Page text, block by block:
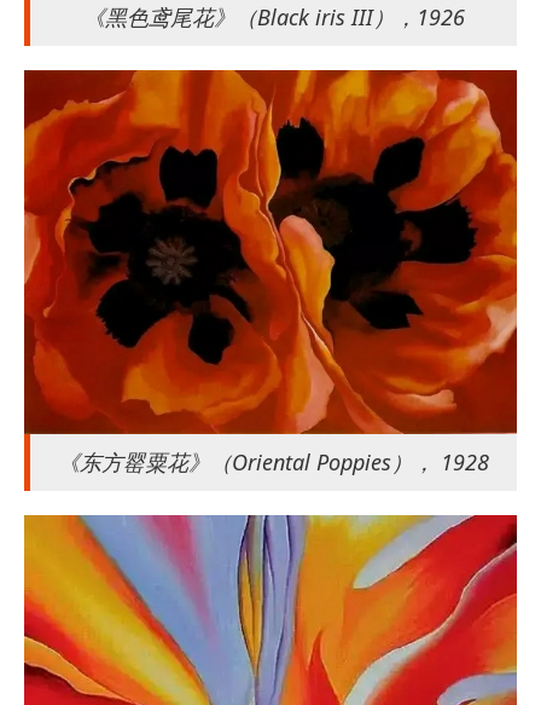
《黑色鸢尾花》（Black iris III），1926
《东方罂粟花》（Oriental Poppies）， 1928